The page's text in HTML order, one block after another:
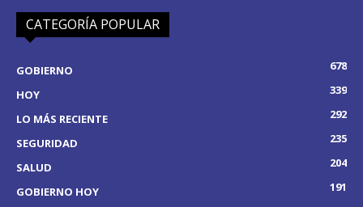
CATEGORÍA POPULAR
GOBIERNO
678
HOY
339
LO MÁS RECIENTE
292
SEGURIDAD
235
SALUD
204
GOBIERNO HOY
191